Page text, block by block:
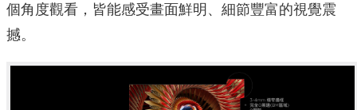
個角度觀看，皆能感受畫面鮮明、細節豐富的視覺震
撼。